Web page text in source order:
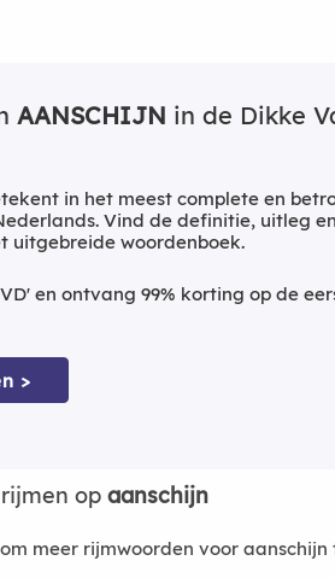
AANSCHIJN in de Dikke
in het meest complete en
Vind de definitie, uitleg en
uitgebreide woordenboek.
en ontvang 99% korting op de
>
opaanschijn
meer rijmwoorden voor aanschijn